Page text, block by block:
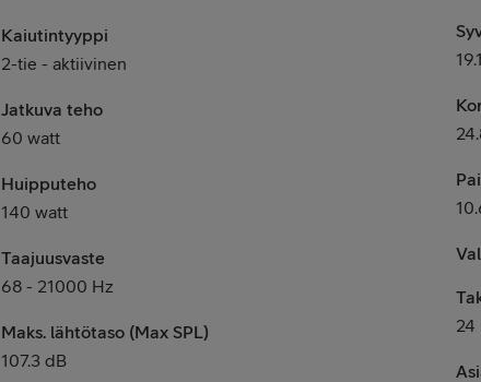
Kaiutintyyppi
2-tie - aktiivinen
Jatkuva teho
60 watt
Huipputeho
140 watt
Taajuusvaste
68 - 21000 Hz
Maks. lähtötaso (Max SPL)
107.3 dB
24